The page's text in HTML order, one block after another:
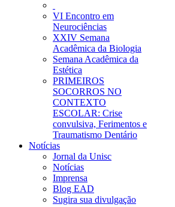
VI Encontro em
Neurociências
XXIV Semana
Acadêmica da Biologia
Semana Acadêmica da
Estética
PRIMEIROS
SOCORROS NO
CONTEXTO
ESCOLAR: Crise
convulsiva, Ferimentos e
Traumatismo Dentário
Notícias
Jornal da Unisc
Notícias
Imprensa
Blog EAD
Sugira sua divulgação